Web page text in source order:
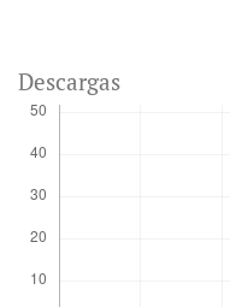
Descargas